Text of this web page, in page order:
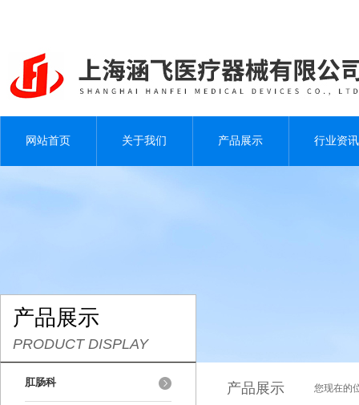
网站首页 关于我们 产品展示 行业资讯
产品展示
PRODUCT DISPLAY
肛肠科 产品展示 您现在的